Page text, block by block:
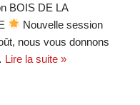
BOIS DE LA
Nouvelle session
nous vous donnons
Lire la suite »